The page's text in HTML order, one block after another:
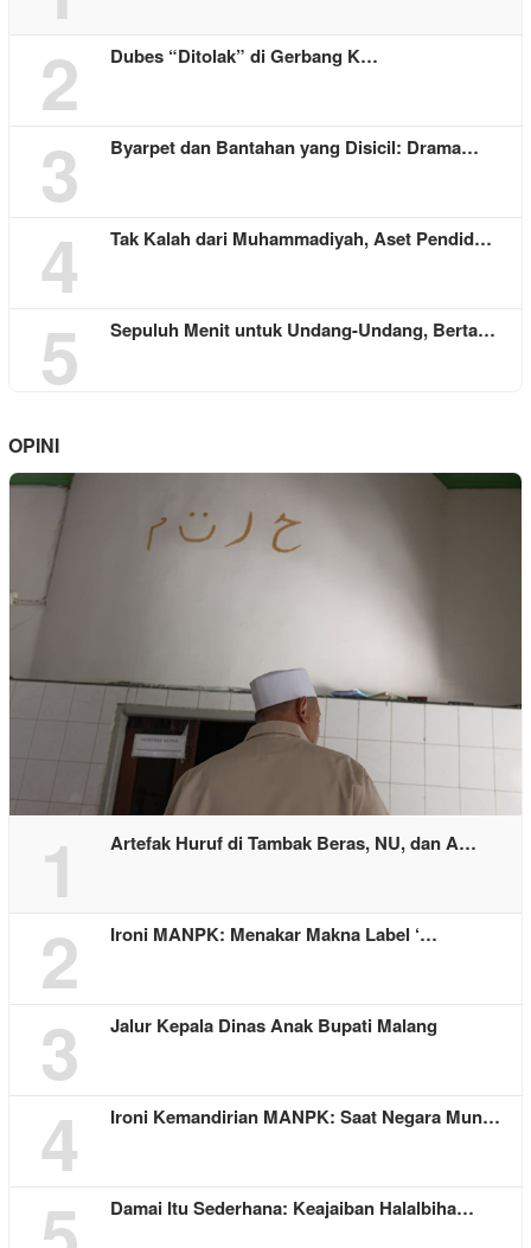
2
Dubes “Ditolak” di Gerbang K…
3 Byarpet dan Bantahan yang Disicil: Drama…
4 Tak Kalah dari Muhammadiyah, Aset Pendid…
5 Sepuluh Menit untuk Undang-Undang, Berta…
OPINI
1 Artefak Huruf di Tambak Beras, NU, dan A…
2 Ironi MANPK: Menakar Makna Label ‘…
3 Jalur Kepala Dinas Anak Bupati Malang
4 Ironi Kemandirian MANPK: Saat Negara Mun…
Damai Itu Sederhana: Keajaiban Halalbiha…